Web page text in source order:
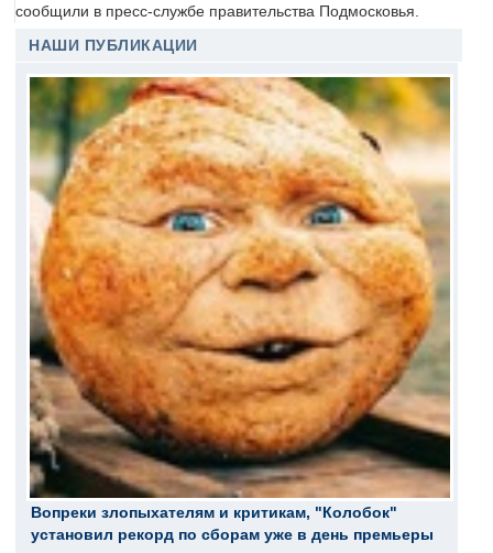
сообщили в пресс-службе правительства Подмосковья.
НАШИ ПУБЛИКАЦИИ
Вопреки злопыхателям и критикам, "Колобок"
установил рекорд по сборам уже в день премьеры